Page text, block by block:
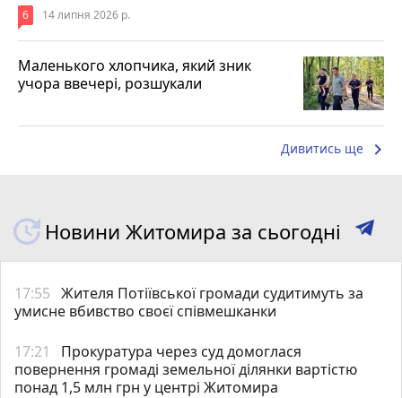
6 14 липня 2026 р.
Маленького хлопчика, який зник
учора ввечері, розшукали
Дивитись ще keyboard_arrow_right
Новини Житомира за сьогодні
17:55 Жителя Потіївської громади судитимуть за
умисне вбивство своєї співмешканки
17:21
Прокуратура через суд домоглася
повернення громаді земельної ділянки вартістю
понад 1,5 млн грн у центрі Житомира